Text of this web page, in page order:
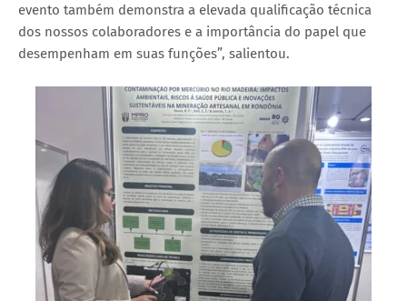
evento também demonstra a elevada qualificação técnica
dos nossos colaboradores e a importância do papel que
desempenham em suas funções”, salientou.